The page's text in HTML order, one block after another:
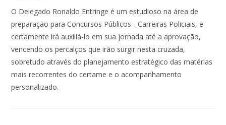
O Delegado Ronaldo Entringe é um estudioso na área de
preparação para Concursos Públicos - Carreiras Policiais, e
certamente irá auxiliá-lo em sua jornada até a aprovação,
vencendo os percalços que irão surgir nesta cruzada,
sobretudo através do planejamento estratégico das matérias
mais recorrentes do certame e o acompanhamento
personalizado.